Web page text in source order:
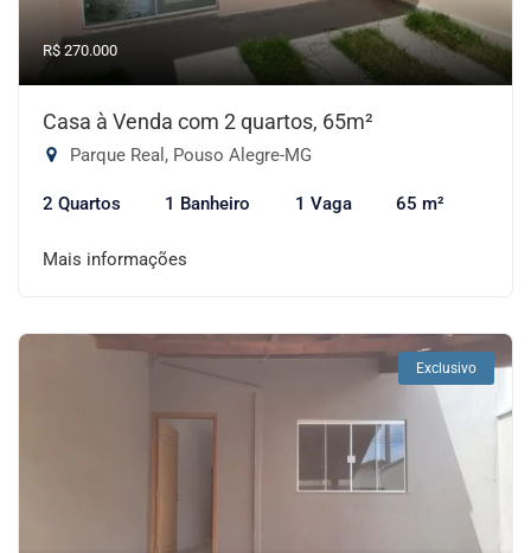
R$ 270.000
Casa à Venda com 2 quartos, 65m²
Parque Real, Pouso Alegre-MG
2 Quartos 1 Banheiro 1 Vaga 65 m²
Mais informações
Exclusivo